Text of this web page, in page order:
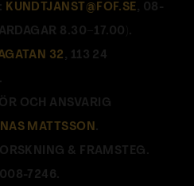
KUNDTJANST@FOF.SE , 08-
8.30–17.00).
32 , 113 24
OCH ANSVARIG
MATTSSON .
& FRAMSTEG.
7246.